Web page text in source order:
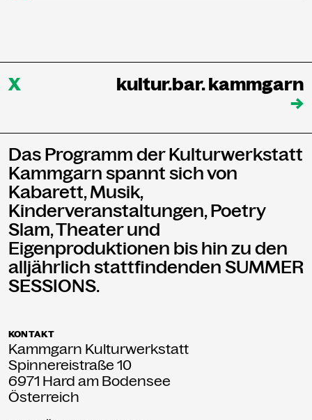
X
kultur.bar. kammgarn
→
Das Programm der Kulturwerkstatt
Kammgarn spannt sich von
Kabarett, Musik,
Kinderveranstaltungen, Poetry
Slam, Theater und
Eigenproduktionen bis hin zu den
alljährlich stattfindenden SUMMER
SESSIONS.
KONTAKT
Kammgarn Kulturwerkstatt
Spinnereistraße 10
6971 Hard am Bodensee
Österreich